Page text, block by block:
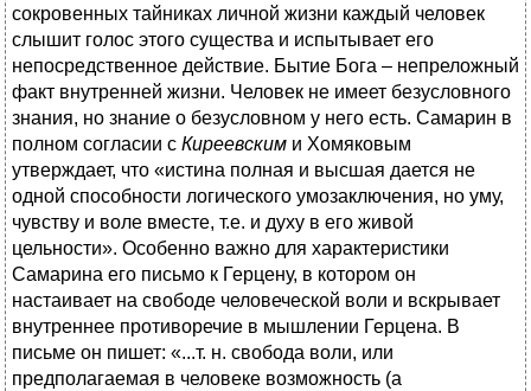
сокровенных тайниках личной жизни каждый человек
слышит голос этого существа и испытывает его
непосредственное действие. Бытие Бога – непреложный
факт внутренней жизни. Человек не имеет безусловного
знания, но знание о безусловном у него есть. Самарин в
полном согласии с Киреевским и Хомяковым
утверждает, что «истина полная и высшая дается не
одной способности логического умозаключения, но уму,
чувству и воле вместе, т.е. и духу в его живой
цельности». Особенно важно для характеристики
Самарина его письмо к Герцену, в котором он
настаивает на свободе человеческой воли и вскрывает
внутреннее противоречие в мышлении Герцена. В
письме он пишет: «...т. н. свобода воли, или
предполагаемая в человеке возможность (а